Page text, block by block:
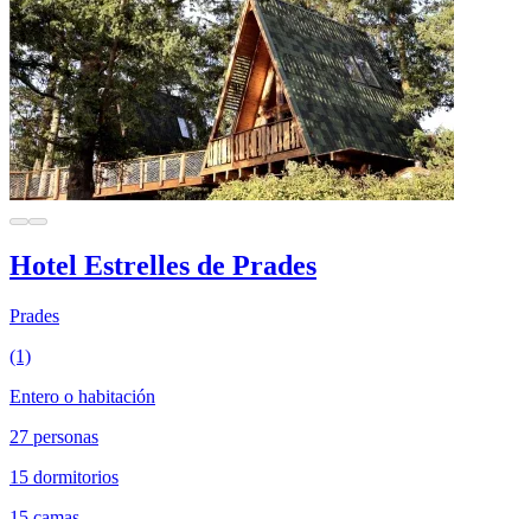
Hotel Estrelles de Prades
Prades
(1)
Entero o habitación
27 personas
15 dormitorios